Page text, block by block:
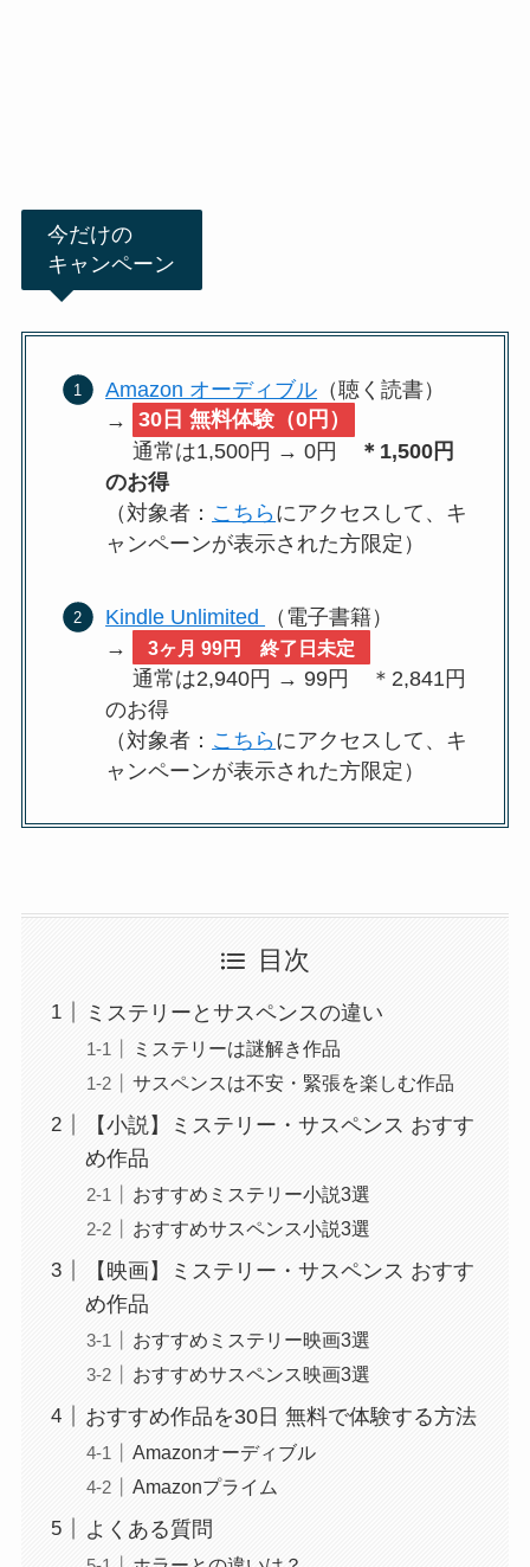
今だけの
キャンペーン
Amazon オーディブル （聴く読書）
→
30日 無料体験（0円）
通常は1,500円 → 0円
＊1,500円
のお得
（対象者： こちら にアクセスして、キ
ャンペーンが表示された方限定）
Kindle Unlimited
（電子書籍）
→
3ヶ月 99円 終了日未定
通常は2,940円 → 99円 ＊2,841円
のお得
（対象者： こちら にアクセスして、キ
ャンペーンが表示された方限定）
目次
ミステリーとサスペンスの違い
ミステリーは謎解き作品
サスペンスは不安・緊張を楽しむ作品
【小説】ミステリー・サスペンス おすす
め作品
おすすめミステリー小説3選
おすすめサスペンス小説3選
【映画】ミステリー・サスペンス おすす
め作品
おすすめミステリー映画3選
おすすめサスペンス映画3選
おすすめ作品を30日 無料で体験する方法
Amazonオーディブル
Amazonプライム
よくある質問